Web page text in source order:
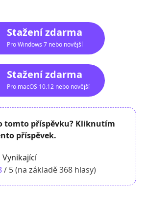
Stažení zdarma
Pro Windows 7 nebo novější
Stažení zdarma
Pro macOS 10.12 nebo novější
tomto příspěvku? Kliknutím
příspěvek.
Vynikající
/ 5 (na základě368 hlasy)